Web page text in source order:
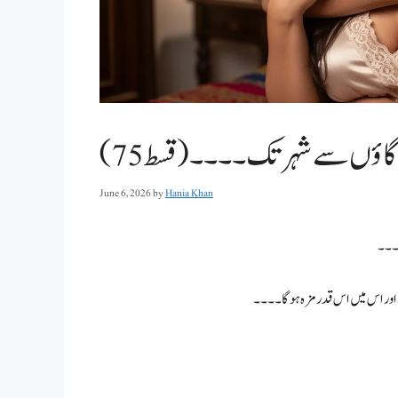
سے شہر تک ۔۔۔۔(قسط 75 )
June 6, 2026byHania Khan